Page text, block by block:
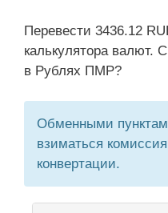
Перевести 3436.12
калькулятора валют.
в Рублях ПМР?
Обменными
взиматься
конвертации.